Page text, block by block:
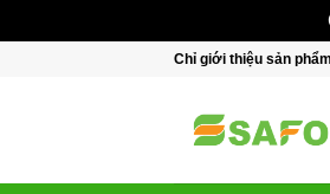
Chỉ giới thiệu sản